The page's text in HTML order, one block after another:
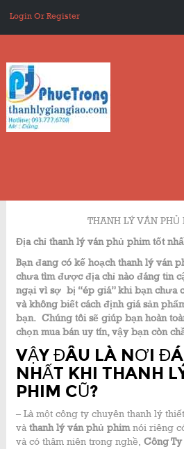
Login Or Register
THANH LÝ VÁN PHỦ
Địa chỉ thanh lý ván phủ phim tốt
Bạn đang có kế hoạch thanh lý ván
chưa tìm được địa chỉ nào đáng tin
ngại vì sợ bị “ép giá” khi bạn chưa
và không biết cách định giá sản
bạn. Chúng tôi sẽ giúp bạn hoàn
chọn mua bán uy tín, vậy bạn còn
VẬY ĐÂU LÀ NƠI
NHẤT KHI THANH
PHIM CŨ?
– Là một công ty chuyên thanh lý
vàthanh lý ván phủ phimnói riêng
và có thâm niên trong nghề, Công Ty